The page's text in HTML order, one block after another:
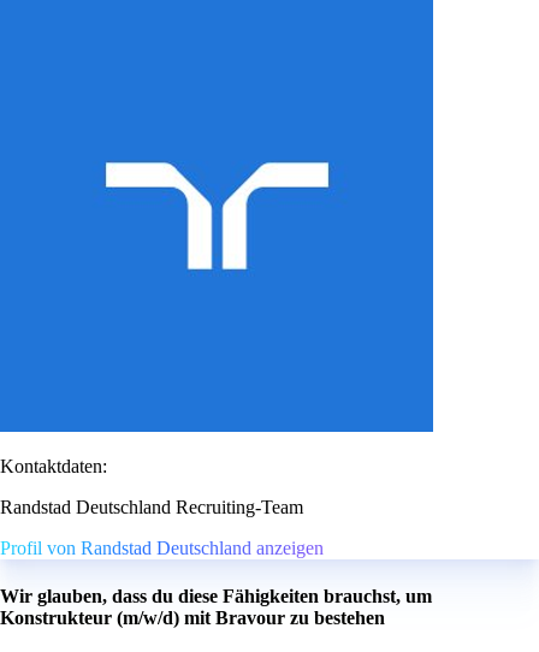
Kontaktdaten:
Randstad Deutschland Recruiting-Team
Profil von Randstad Deutschland anzeigen
Wir glauben, dass du diese Fähigkeiten brauchst, um
Konstrukteur (m/w/d) mit Bravour zu bestehen